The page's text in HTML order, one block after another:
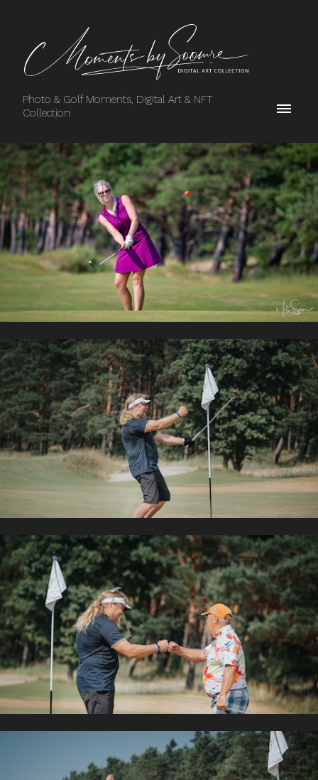
Photo & Golf Moments, Digital Art & NFT
Collection